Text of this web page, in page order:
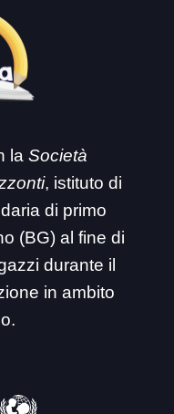
la Società
, istituto di
di primo
(BG) al fine di
durante il
in ambito